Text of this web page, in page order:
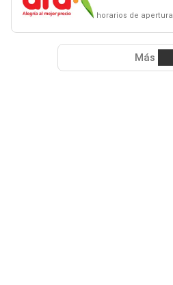
horarios de apertura
Más